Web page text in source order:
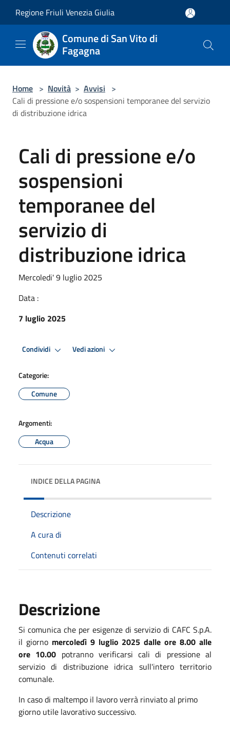
Regione Friuli Venezia Giulia
Comune di San Vito di
Fagagna
Home > Novità > Avvisi >
Cali di pressione e/o sospensioni temporanee del servizio
di distribuzione idrica
Cali di pressione e/o
sospensioni
temporanee del
servizio di
distribuzione idrica
Mercoledi' 9 luglio 2025
Data :
7 luglio 2025
Condividi Vedi azioni
Categorie:
Comune
Argomenti:
Acqua
INDICE DELLA PAGINA
Descrizione
A cura di
Contenuti correlati
Descrizione
Si comunica che per esigenze di servizio di CAFC S.p.A.
il giorno mercoledì 9 luglio 2025 dalle ore 8.00 alle
ore 10.00 potranno verificarsi cali di pressione al
servizio di distribuzione idrica sull'intero territorio
comunale.
In caso di maltempo il lavoro verrà rinviato al primo
giorno utile lavorativo successivo.